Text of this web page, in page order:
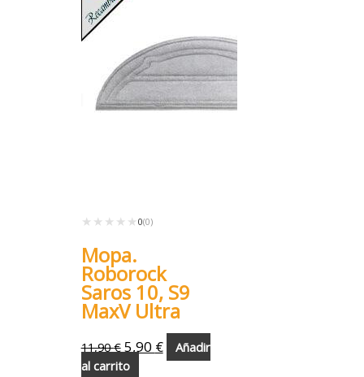
★★★★★
★★★★★ 0(0)
Mopa.
Roborock
Saros 10, S9
MaxV Ultra
11,90€ 5,90 €
Añadir
al carrito